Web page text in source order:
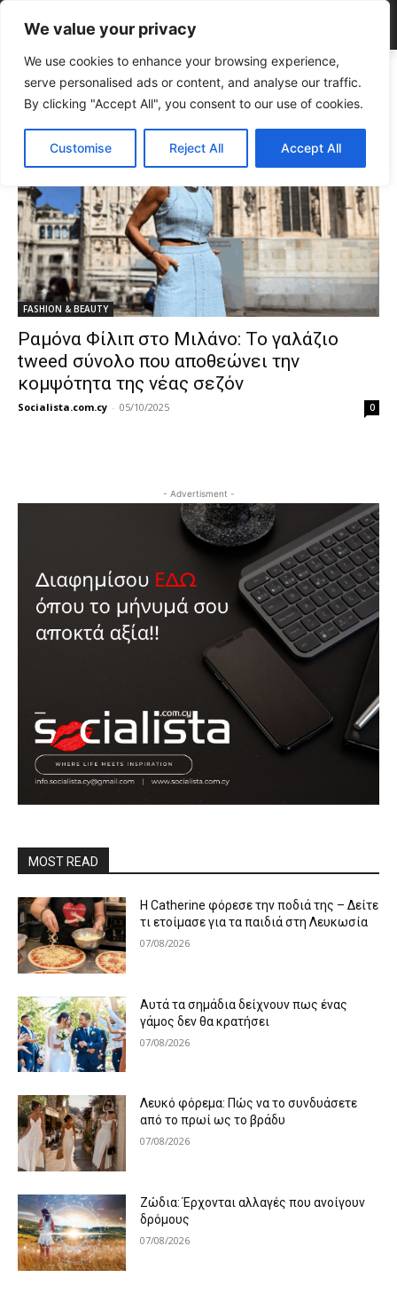
We value your privacy
We use cookies to enhance your browsing experience,
serve personalised ads or content, and analyse our traffic.
By clicking "Accept All", you consent to our use of cookies.
Customise Reject All Accept All
Tags γαλάζιο σύνολο
Tag:γαλάζιο σύνολο
FASHION & BEAUTY
Ραμόνα Φίλιπ στο Μιλάνο: Το γαλάζιο
tweed σύνολο που αποθεώνει την
κομψότητα της νέας σεζόν
Socialista.com.cy - 05/10/2025 0
- Advertisment -
MOST READ
Η Catherine φόρεσε την ποδιά της – Δείτε
τι ετοίμασε για τα παιδιά στη Λευκωσία
07/08/2026
Αυτά τα σημάδια δείχνουν πως ένας
γάμος δεν θα κρατήσει
07/08/2026
Λευκό φόρεμα: Πώς να το συνδυάσετε
από το πρωί ως το βράδυ
07/08/2026
Ζώδια: Έρχονται αλλαγές που ανοίγουν
δρόμους
07/08/2026